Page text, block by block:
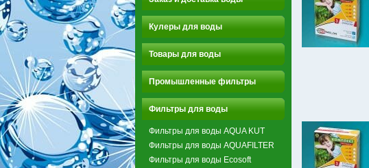
Кулеры для воды
Товары для воды
Промышленные фильтры
Фильтры для воды
Фильтры для воды AQUA KUT
Фильтры для воды AQUAFILTER
Фильтры для воды Ecosoft